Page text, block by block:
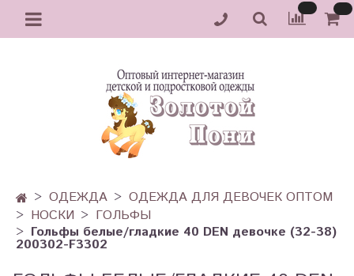
ОДЕЖДА
ОДЕЖДА ДЛЯ ДЕВОЧЕК ОПТОМ
НОСКИ
ГОЛЬФЫ
Гольфы белые/гладкие 40 DEN девочке (32-38)
200302-F3302